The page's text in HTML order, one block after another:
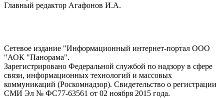
Главный редактор Агафонов И.А.
Сетевое издание "Информационный интернет-портал ООО
"АОК "Панорама".
Зарегистрировано Федеральной службой по надзору в сфере
связи, информационных технологий и массовых
коммуникаций (Роскомнадзор). Cвидетельство о регистрации
СМИ Эл № ФС77-63561 от 02 ноября 2015 года.